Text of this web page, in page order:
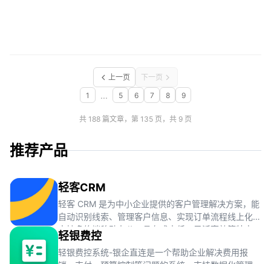
上一页
1
... 5 6 7 8 9
下一页
共 188 篇文章，第 135 页，共 9 页
推荐产品
轻客CRM
轻客 CRM 是为中小企业提供的客户管理解决方案，能
自动识别线索、管理客户信息、实现订单流程线上化，
支持多终端移动办公，具有成本低、灵活高效等特点。
轻银费控
轻银费控系统-银企直连是一个帮助企业解决费用报